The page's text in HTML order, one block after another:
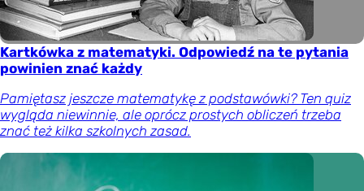
Kartkówka z matematyki. Odpowiedź na te pytania
powinien znać każdy
Pamiętasz jeszcze matematykę z podstawówki? Ten quiz
wygląda niewinnie, ale oprócz prostych obliczeń trzeba
znać też kilka szkolnych zasad.